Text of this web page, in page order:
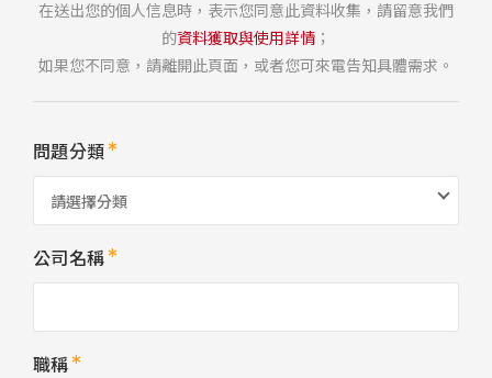
在送出您的個人信息時，表示您同意此資料收集，請留意我們
的資料獲取與使用詳情 ；
如果您不同意，請離開此頁面，或者您可來電告知具體需求。
問題分類
公司名稱
職稱